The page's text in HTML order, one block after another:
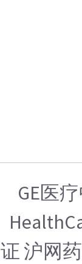
GE医
证 沪网